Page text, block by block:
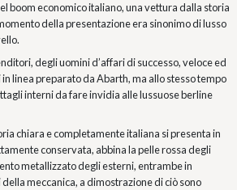
boom economico italiano, una vettura dalla storia
della presentazione era sinonimo di lusso
degli uomini d’affari di successo, veloce ed
linea preparato da Abarth, ma allo stesso tempo
interni da fare invidia alle lussuose berline
chiara e completamente italiana si presenta in
conservata, abbina la pelle rossa degli
metallizzato degli esterni, entrambe in
meccanica, a dimostrazione di ciò sono